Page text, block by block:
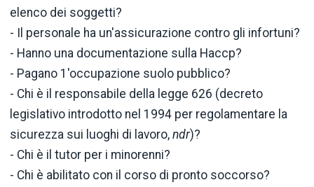
elenco dei soggetti?
- Il personale ha un'assicurazione contro gli infortuni?
- Hanno una documentazione sulla Haccp?
- Pagano 1'occupazione suolo pubblico?
- Chi è il responsabile della legge 626 (decreto
legislativo introdotto nel 1994 per regolamentare la
sicurezza sui luoghi di lavoro, ndr)?
- Chi è il tutor per i minorenni?
- Chi è abilitato con il corso di pronto soccorso?